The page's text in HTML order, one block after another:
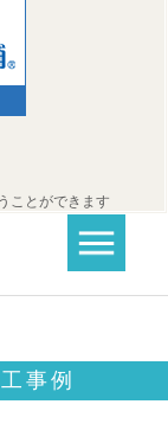
ことができます
事例